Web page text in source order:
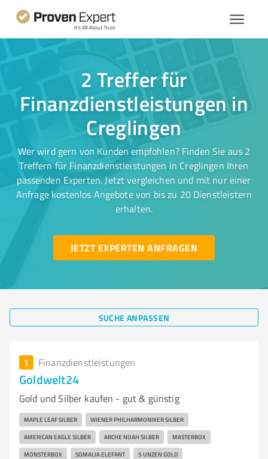
2 Treffer für
Finanzdienstleistungen in
Creglingen
Wer wird gern von Kunden empfohlen? Finden Sie aus 2
Treffern für Finanzdienstleistungen in Creglingen Ihren
passenden Experten. Jetzt vergleichen und mit nur einer
Anfrage kostenlos Angebote von bis zu 20 Dienstleistern
erhalten.
JETZT EXPERTEN ANFRAGEN
SUCHE ANPASSEN
1 Finanzdienstleistungen
Goldwelt24
Gold und Silber kaufen - gut & günstig
MAPLE LEAF SILBER WIENER PHILHARMONIKER SILBER
AMERICAN EAGLE SILBER ARCHE NOAH SILBER MASTERBOX
MONSTERBOX SOMALIA ELEFANT 5 UNZEN GOLD